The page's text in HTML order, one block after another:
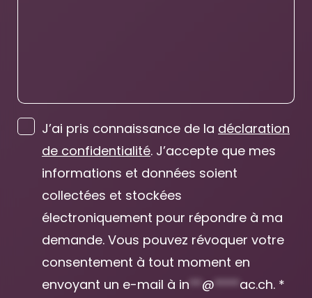
J’ai pris connaissance de la déclaration
de confidentialité. J’accepte que mes
informations et données soient
collectées et stockées
électroniquement pour répondre à ma
demande. Vous pouvez révoquer votre
consentement à tout moment en
envoyant un e-mail à in**@****ac.ch. *